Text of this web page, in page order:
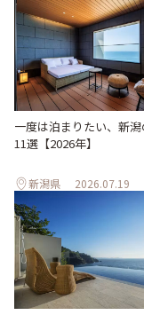
一度は泊まりたい、新
11選【2026年】
新潟県 2026.07.19